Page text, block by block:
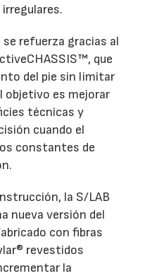
refuerza gracias al
que
del pie sin limitar
objetivo es mejorar
técnicas y
cuando el
constantes de
la S/LAB
nueva versión del
con fibras
revestidos
la